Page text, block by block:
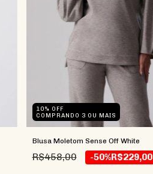
10% OFF
COMPRANDO 3 OU MAIS
Blusa Moletom Sense Off White
R$458,00 -50%R$229,00